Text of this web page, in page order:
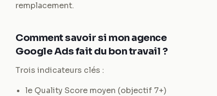
remplacement.
Comment savoir si mon agence
Google Ads fait du bon travail ?
Trois indicateurs clés :
le Quality Score moyen (objectif 7+)